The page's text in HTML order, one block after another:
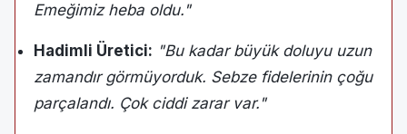
Emeğimiz heba oldu."
Hadimli Üretici: "Bu kadar büyük doluyu uzun
zamandır görmüyorduk. Sebze fidelerinin çoğu
parçalandı. Çok ciddi zarar var."